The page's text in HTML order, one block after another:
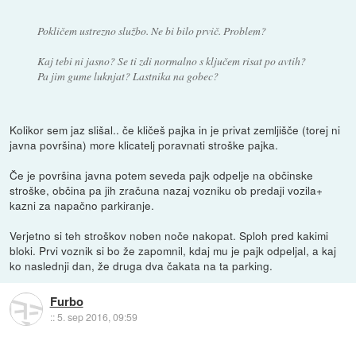
Pokličem ustrezno službo. Ne bi bilo prvič. Problem?
Kaj tebi ni jasno? Se ti zdi normalno s ključem risat po avtih?
Pa jim gume luknjat? Lastnika na gobec?
Kolikor sem jaz slišal.. če kličeš pajka in je privat zemljišče (torej ni
javna površina) more klicatelj poravnati stroške pajka.
Če je površina javna potem seveda pajk odpelje na občinske
stroške, občina pa jih zračuna nazaj vozniku ob predaji vozila+
kazni za napačno parkiranje.
Verjetno si teh stroškov noben noče nakopat. Sploh pred kakimi
bloki. Prvi voznik si bo že zapomnil, kdaj mu je pajk odpeljal, a kaj
ko naslednji dan, že druga dva čakata na ta parking.
Furbo
::5. sep 2016, 09:59